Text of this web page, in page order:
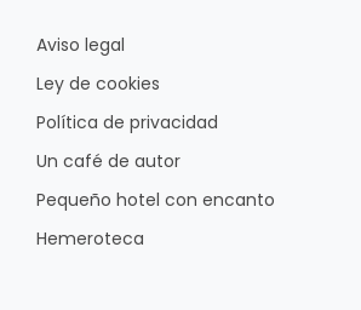
Aviso legal
Ley de cookies
Política de privacidad
Un café de autor
Pequeño hotel con encanto
Hemeroteca